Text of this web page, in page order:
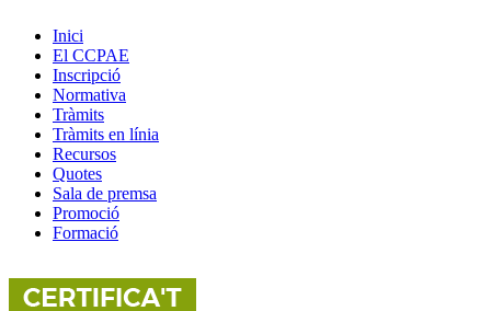
Inici
El CCPAE
Inscripció
Normativa
Tràmits
Tràmits en línia
Recursos
Quotes
Sala de premsa
Promoció
Formació